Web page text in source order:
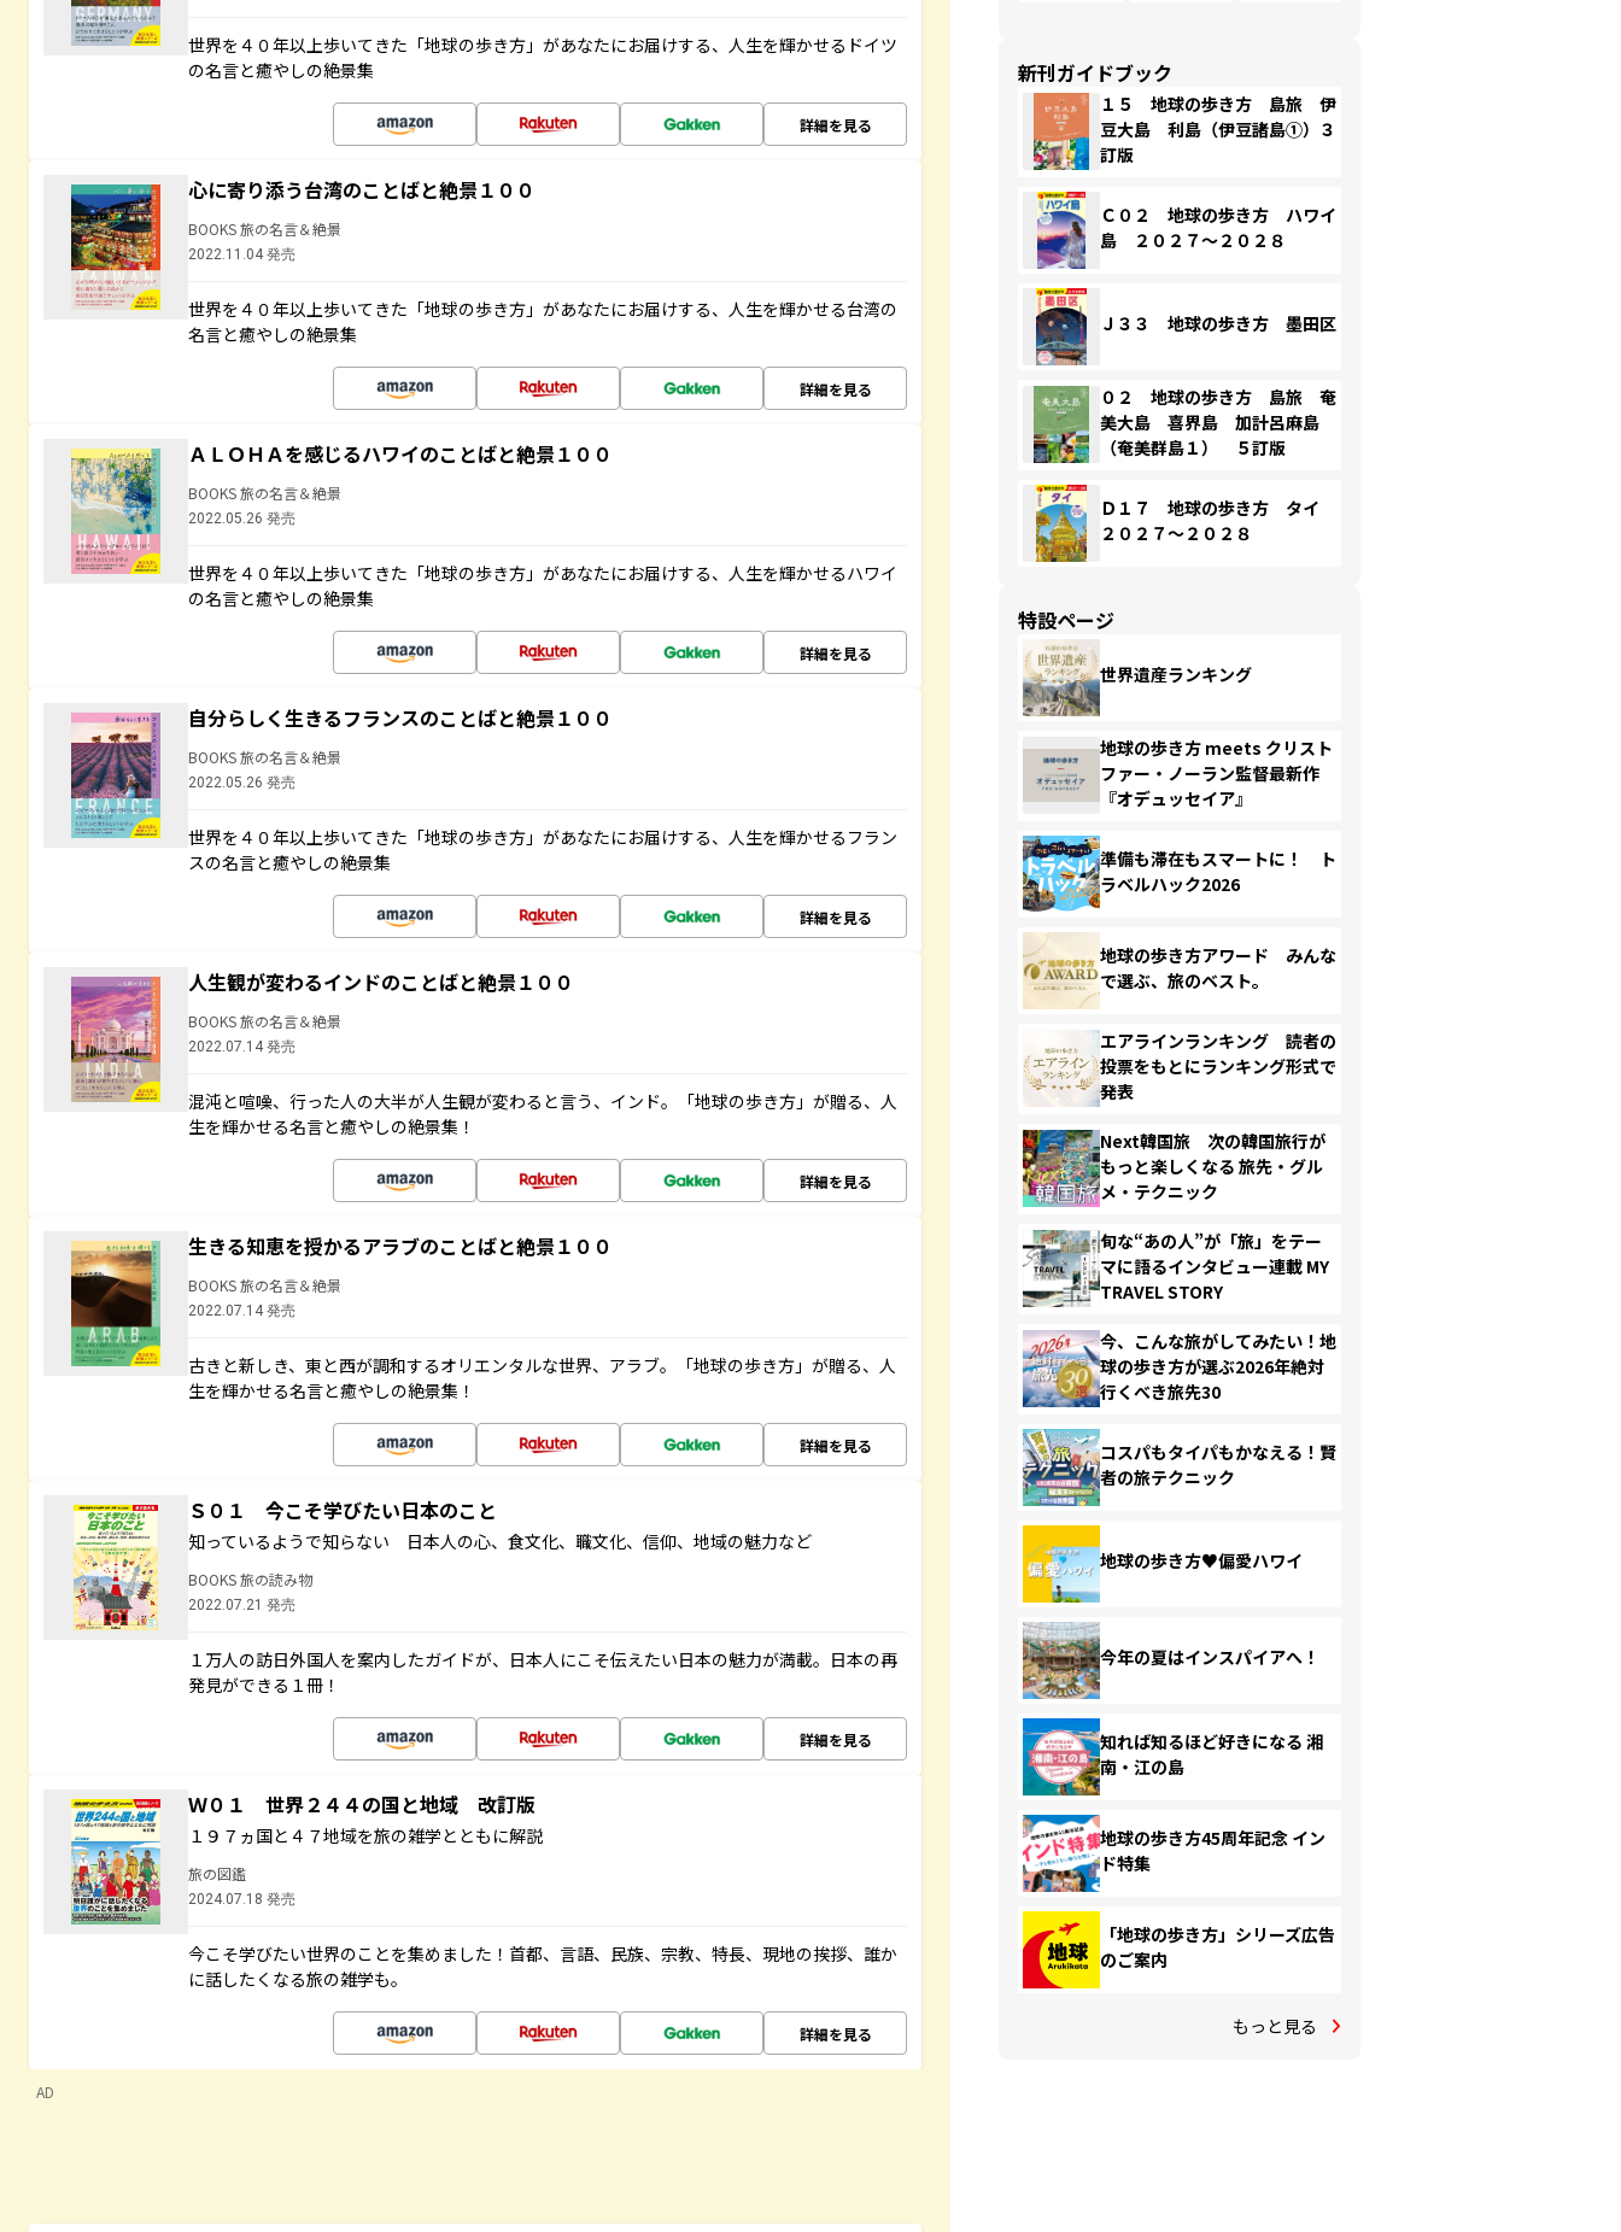
世界を４０年以上歩いてきた「地球の歩き方」があなたにお届けする、人生を輝かせるドイツ
の名言と癒やしの絶景集
詳細を見る
心に寄り添う台湾のことばと絶景１００
BOOKS 旅の名言＆絶景
2022.11.04 発売
世界を４０年以上歩いてきた「地球の歩き方」があなたにお届けする、人生を輝かせる台湾の
名言と癒やしの絶景集
詳細を見る
ＡＬＯＨＡを感じるハワイのことばと絶景１００
BOOKS 旅の名言＆絶景
2022.05.26 発売
世界を４０年以上歩いてきた「地球の歩き方」があなたにお届けする、人生を輝かせるハワイ
の名言と癒やしの絶景集
詳細を見る
自分らしく生きるフランスのことばと絶景１００
BOOKS 旅の名言＆絶景
2022.05.26 発売
世界を４０年以上歩いてきた「地球の歩き方」があなたにお届けする、人生を輝かせるフラン
スの名言と癒やしの絶景集
詳細を見る
人生観が変わるインドのことばと絶景１００
BOOKS 旅の名言＆絶景
2022.07.14 発売
混沌と喧噪、行った人の大半が人生観が変わると言う、インド。「地球の歩き方」が贈る、人
生を輝かせる名言と癒やしの絶景集！
詳細を見る
生きる知恵を授かるアラブのことばと絶景１００
BOOKS 旅の名言＆絶景
2022.07.14 発売
古きと新しき、東と西が調和するオリエンタルな世界、アラブ。「地球の歩き方」が贈る、人
生を輝かせる名言と癒やしの絶景集！
詳細を見る
Ｓ０１ 今こそ学びたい日本のこと
知っているようで知らない 日本人の心、食文化、職文化、信仰、地域の魅力など
BOOKS 旅の読み物
2022.07.21 発売
１万人の訪日外国人を案内したガイドが、日本人にこそ伝えたい日本の魅力が満載。日本の再
発見ができる１冊！
詳細を見る
Ｗ０１ 世界２４４の国と地域 改訂版
１９７ヵ国と４７地域を旅の雑学とともに解説
旅の図鑑
2024.07.18 発売
今こそ学びたい世界のことを集めました！首都、言語、民族、宗教、特長、現地の挨拶、誰か
に話したくなる旅の雑学も。
詳細を見る
AD
新刊ガイドブック
１５ 地球の歩き方 島旅 伊
豆大島 利島（伊豆諸島①）３
訂版
Ｃ０２ 地球の歩き方 ハワイ
島 ２０２７～２０２８
Ｊ３３ 地球の歩き方 墨田区
０２ 地球の歩き方 島旅 奄
美大島 喜界島 加計呂麻島
（奄美群島１） ５訂版
Ｄ１７ 地球の歩き方 タイ
２０２７～２０２８
特設ページ
世界遺産ランキング
地球の歩き方 meets クリスト
ファー・ノーラン監督最新作
『オデュッセイア』
準備も滞在もスマートに！ ト
ラベルハック2026
地球の歩き方アワード みんな
で選ぶ、旅のベスト。
エアラインランキング 読者の
投票をもとにランキング形式で
発表
Next韓国旅 次の韓国旅行が
もっと楽しくなる 旅先・グル
メ・テクニック
旬な“あの人”が「旅」をテー
マに語るインタビュー連載 MY
TRAVEL STORY
今、こんな旅がしてみたい！地
球の歩き方が選ぶ2026年絶対
行くべき旅先30
コスパもタイパもかなえる！賢
者の旅テクニック
地球の歩き方♥偏愛ハワイ
今年の夏はインスパイアへ！
知れば知るほど好きになる 湘
南・江の島
地球の歩き方45周年記念 イン
ド特集
「地球の歩き方」シリーズ広告
のご案内
もっと見る